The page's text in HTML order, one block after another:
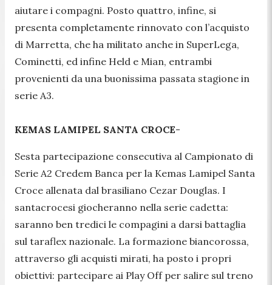
aiutare i compagni. Posto quattro, infine, si
presenta completamente rinnovato con l’acquisto
di Marretta, che ha militato anche in SuperLega,
Cominetti, ed infine Held e Mian, entrambi
provenienti da una buonissima passata stagione in
serie A3.
KEMAS LAMIPEL SANTA CROCE-
Sesta partecipazione consecutiva al Campionato di
Serie A2 Credem Banca per la Kemas Lamipel Santa
Croce allenata dal brasiliano Cezar Douglas. I
santacrocesi giocheranno nella serie cadetta:
saranno ben tredici le compagini a darsi battaglia
sul taraflex nazionale. La formazione biancorossa,
attraverso gli acquisti mirati, ha posto i propri
obiettivi: partecipare ai Play Off per salire sul treno